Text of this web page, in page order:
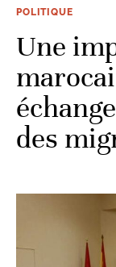
POLITIQUE
Une
des